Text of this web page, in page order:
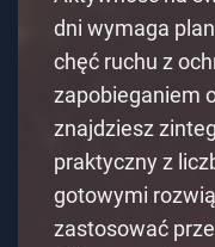
dni wymaga
chęć ruchu z
zapobieganiem
znajdziesz
praktyczny z
gotowymi
zastosować